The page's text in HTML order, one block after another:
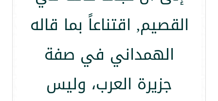
القصيم, اقتناعاً بما قاله
الهمداني في صفة
جزيرة العرب، وليس